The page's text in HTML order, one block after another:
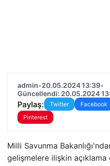
admin•20.05.2024 13:39•
Güncellendi: 20.05.2024
Paylaş: Twitter Facebook
Pinterest
Milli Savunma
gelişmelere ilişkin açıklama